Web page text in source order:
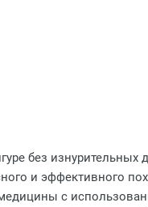
без
и эффективного
с